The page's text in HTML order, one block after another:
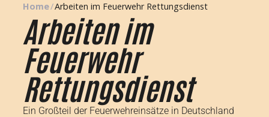
Home/Arbeiten im Feuerwehr Rettungsdienst
Arbeiten im
Feuerwehr
Rettungsdienst
Ein Großteil der Feuerwehreinsätze in Deutschland